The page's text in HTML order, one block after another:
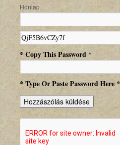
Honlap
* Copy This Password *
* Type Or Paste Password Here *